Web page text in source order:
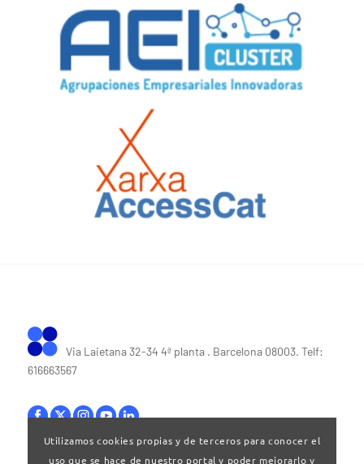
Via Laietana 32-34 4ª planta . Barcelona 08003. Telf:
616663567
Utilizamos cookies propias y de terceros para conocer el
uso que se hace de nuestro portal y poder mejorarlo y